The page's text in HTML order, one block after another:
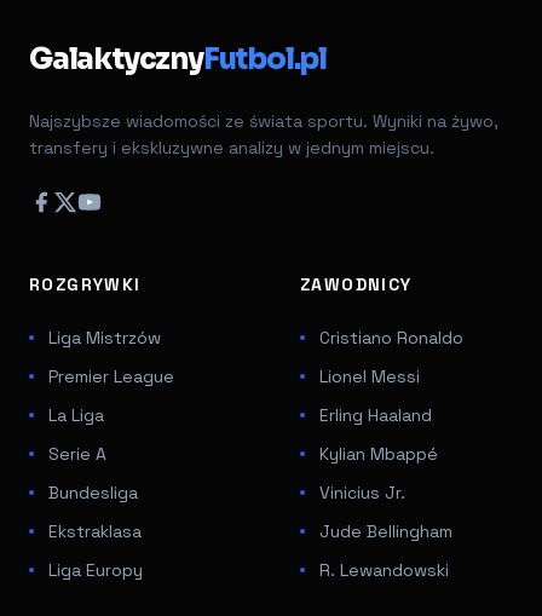
GalaktycznyFutbol.pl
Najszybsze wiadomości ze świata sportu. Wyniki na żywo,
transfery i ekskluzywne analizy w jednym miejscu.
ROZGRYWKI
Liga Mistrzów
Premier League
La Liga
Serie A
Bundesliga
Ekstraklasa
Liga Europy
ZAWODNICY
Cristiano Ronaldo
Lionel Messi
Erling Haaland
Kylian Mbappé
Vinicius Jr.
Jude Bellingham
R. Lewandowski